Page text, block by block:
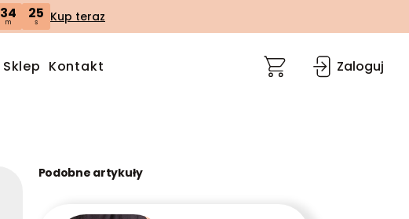
34
m
24
s Kup teraz
Sklep Kontakt Zaloguj
Podobne artykuły